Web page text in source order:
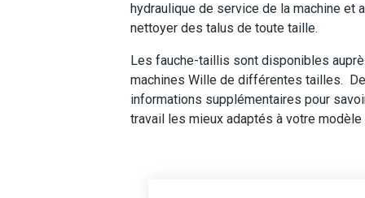
hydraulique de service de la machine et
nettoyer des talus de toute taille.
Les fauche-taillis sont disponibles
machines Wille de différentes tailles.
informations supplémentaires pour
travail les mieux adaptés à votre modèle